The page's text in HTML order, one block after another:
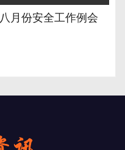
月份安全工作例会